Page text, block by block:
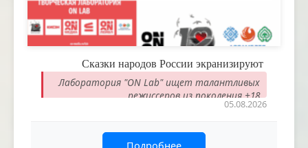
Сказки народов России экранизируют
Лаборатория "ON Lab" ищет талантливых
режиссеров из поколения +18
05.08.2026